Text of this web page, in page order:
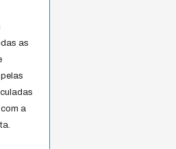
as
a